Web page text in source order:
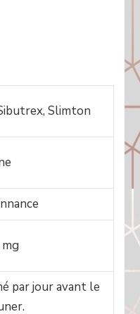
Slimton
par jour avant le